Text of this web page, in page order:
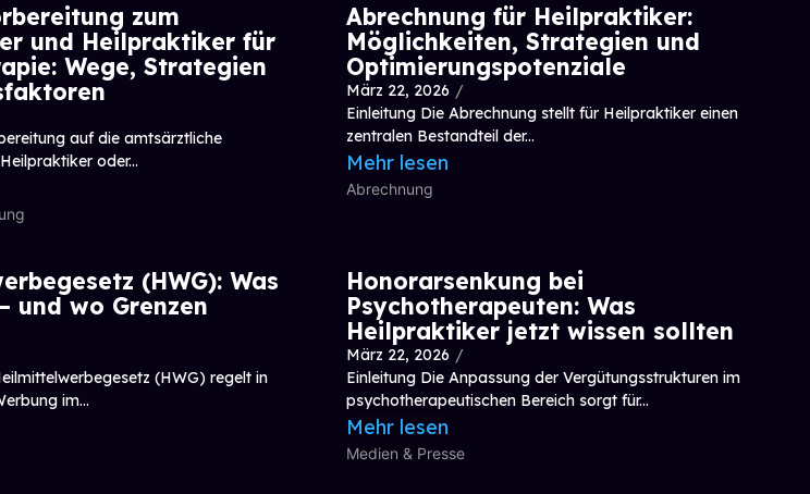
zum
und Heilpraktiker für
Wege, Strategien
auf die amtsärztliche
oder...
Abrechnung für Heilpraktiker:
Möglichkeiten, Strategien und
Optimierungspotenziale
März 22, 2026 /
Einleitung Die Abrechnung stellt für Heilpraktiker einen
zentralen Bestandteil der...
Mehr lesen
Abrechnung
(HWG): Was
und wo Grenzen
(HWG) regelt in
im...
Honorarsenkung bei
Psychotherapeuten: Was
Heilpraktiker jetzt wissen sollten
März 22, 2026 /
Einleitung Die Anpassung der Vergütungsstrukturen im
psychotherapeutischen Bereich sorgt für...
Mehr lesen
Medien & Presse